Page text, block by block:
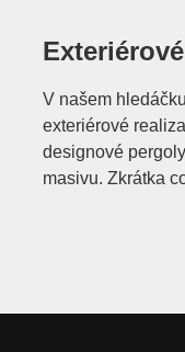
V našem
exteriérové
designové
masivu. Zkrátka